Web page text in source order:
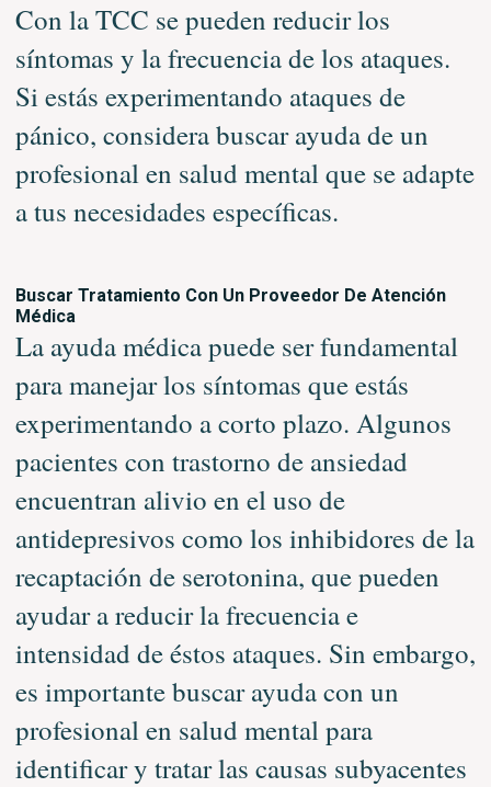
Con la TCC se pueden reducir los
síntomas y la frecuencia de los ataques.
Si estás experimentando ataques de
pánico, considera buscar ayuda de un
profesional en salud mental que se adapte
a tus necesidades específicas.
Buscar Tratamiento Con Un Proveedor De Atención
Médica
La ayuda médica puede ser fundamental
para manejar los síntomas que estás
experimentando a corto plazo. Algunos
pacientes con trastorno de ansiedad
encuentran alivio en el uso de
antidepresivos como los inhibidores de la
recaptación de serotonina, que pueden
ayudar a reducir la frecuencia e
intensidad de éstos ataques. Sin embargo,
es importante buscar ayuda con un
profesional en salud mental para
identificar y tratar las causas subyacentes